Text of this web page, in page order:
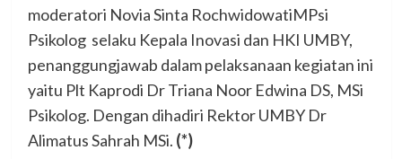
moderatori Novia Sinta RochwidowatiMPsi
Psikolog selaku Kepala Inovasi dan HKI UMBY,
penanggungjawab dalam pelaksanaan kegiatan ini
yaitu Plt Kaprodi Dr Triana Noor Edwina DS, MSi
Psikolog. Dengan dihadiri Rektor UMBY Dr
Alimatus Sahrah MSi. (*)